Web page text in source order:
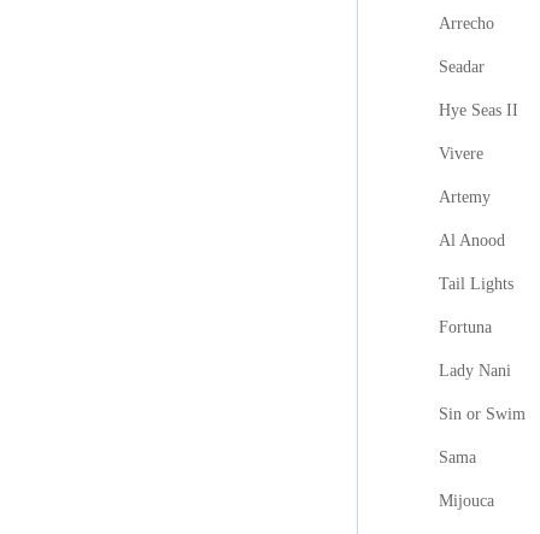
Arrecho
Seadar
Hye Seas II
Vivere
Artemy
Al Anood
Tail Lights
Fortuna
Lady Nani
Sin or Swim
Sama
Mijouca